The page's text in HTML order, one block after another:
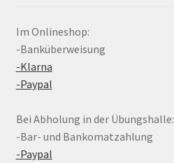
Im Onlineshop:
-Banküberweisung
-Klarna
-Paypal
Bei Abholung in der Übungshalle:
-Bar- und Bankomatzahlung
-Paypal